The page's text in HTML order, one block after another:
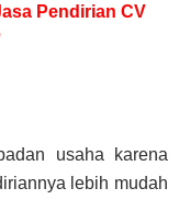
Pendirian CV
usaha karena
lebih mudah